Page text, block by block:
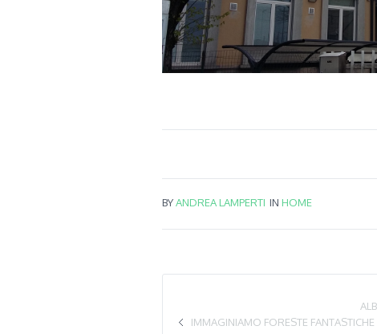
BYANDREA LAMPERTI IN HOME
IMMAGINIAMO FORESTE